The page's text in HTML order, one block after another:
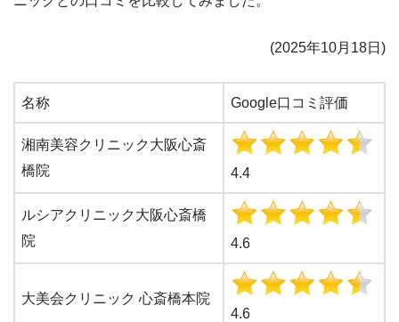
(2025年10月18日)
名称 Google口コミ評価
湘南美容クリニック大阪心斎
橋院
4.4
ルシアクリニック大阪心斎橋
院
4.6
大美会クリニック 心斎橋本院
4.6